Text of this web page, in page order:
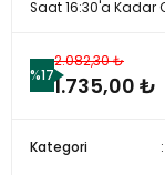
Saat 16:30'a Kadar
%17
2.082,30 ₺
1.735,00 ₺
Kategori